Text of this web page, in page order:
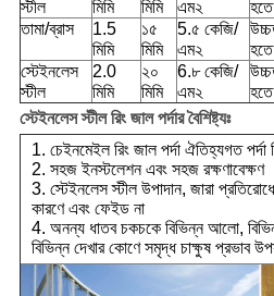
স্টীল মিমি মিমি এম২ হতে
তামা/ব্রাস
1.5
মিমি
১৫
মিমি
5.৫ কেজি/
এম২
হতে
স্টেইনলেস
স্টীল
2.0
মিমি
২০
মিমি
6.৮ কেজি/
এম২
হতে
স্টেইনলেস স্টীল রিং জাল পর্দার বৈশিষ্ট্যঃ
1. চেইনমেইল রিং জাল পর্দা ঐতিহ্যগত পর্দা
2. সহজ ইনস্টলেশন এবং সহজ রক্ষণাবেক্ষণ
3. স্টেইনলেস স্টীল উপাদান, জারা
কারণে এবং ফেইড না
4. অনন্য ধাতব চকচকে বিভিন্ন আলো,
বিভিন্ন দেখার কোণে সমৃদ্ধ চাক্ষুষ প্রভাব